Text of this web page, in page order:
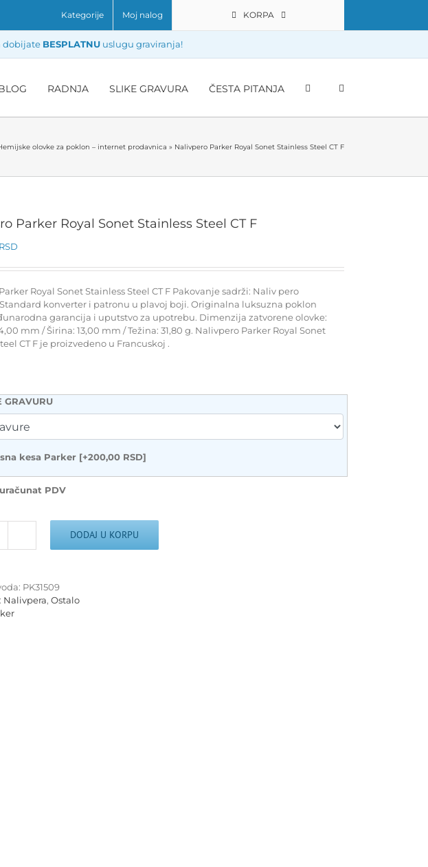
Kategorije Moj nalog KORPA
dobijate BESPLATNUuslugu graviranja!
RADNJA SLIKE GRAVURA ČESTA PITANJA
olovke za poklon – internet prodavnica » Nalivpero Parker Royal Sonet Stainless Steel CT F
Parker Royal Sonet Stainless Steel CT F
RSD
Royal Sonet Stainless Steel CT F Pakovanje sadrži: Naliv pero
konverter i patronu u plavoj boji. Originalna luksuzna poklon
garancija i uputstvo za upotrebu. Dimenzija zatvorene olovke:
mm / Širina: 13,00 mm / Težina: 31,80 g. Nalivpero Parker Royal Sonet
CT F je proizvedeno u Francuskoj .
GRAVURU
kesa Parker [+200,00 RSD]
PDV
DODAJ U KORPU
PK31509
Nalivpera, Ostalo